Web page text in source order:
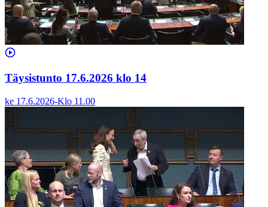
Täysistunto 17.6.2026 klo 14
ke 17.6.2026-Klo 11.00